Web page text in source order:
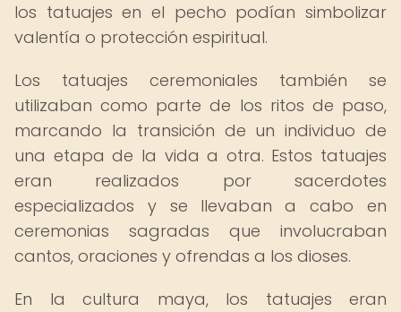
los tatuajes en el pecho podían simbolizar
valentía o protección espiritual.
Los tatuajes ceremoniales también se
utilizaban como parte de los ritos de paso,
marcando la transición de un individuo de
una etapa de la vida a otra. Estos tatuajes
eran realizados por sacerdotes
especializados y se llevaban a cabo en
ceremonias sagradas que involucraban
cantos, oraciones y ofrendas a los dioses.
En la cultura maya, los tatuajes eran